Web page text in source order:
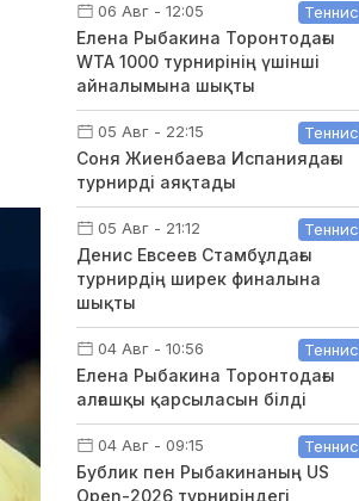
06 Авг - 12:05 Теннис
Елена Рыбакина Торонтодағы
WTA 1000 турнирінің үшінші
айналымына шықты
05 Авг - 22:15 Теннис
Соня Жиенбаева Испаниядағы
турнирді аяқтады
05 Авг - 21:12 Теннис
Денис Евсеев Стамбұлдағы
турнирдің ширек финалына
шықты
04 Авг - 10:56 Теннис
Елена Рыбакина Торонтодағы
алғашқы қарсыласын білді
04 Авг - 09:15 Теннис
Бублик пен Рыбакинаның US
Open-2026 турниріндегі